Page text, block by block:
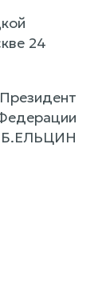
24
Президент
Б.ЕЛЬЦИН